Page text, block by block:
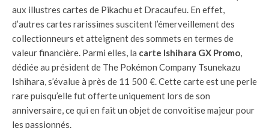
aux illustres cartes de Pikachu et Dracaufeu. En effet,
d’autres cartes rarissimes suscitent l’émerveillement des
collectionneurs et atteignent des sommets en termes de
valeur financière. Parmi elles, la carte Ishihara GX Promo,
dédiée au président de The Pokémon Company Tsunekazu
Ishihara, s’évalue à près de 11 500 €. Cette carte est une perle
rare puisqu’elle fut offerte uniquement lors de son
anniversaire, ce qui en fait un objet de convoitise majeur pour
les passionnés.